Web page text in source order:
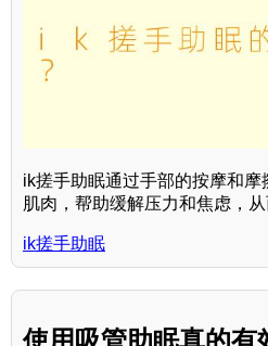
ik搓手助眠通过手部的按摩和
肌肉，帮助缓解压力和焦虑，从
ik搓手助眠
使用吸管助眠真的有